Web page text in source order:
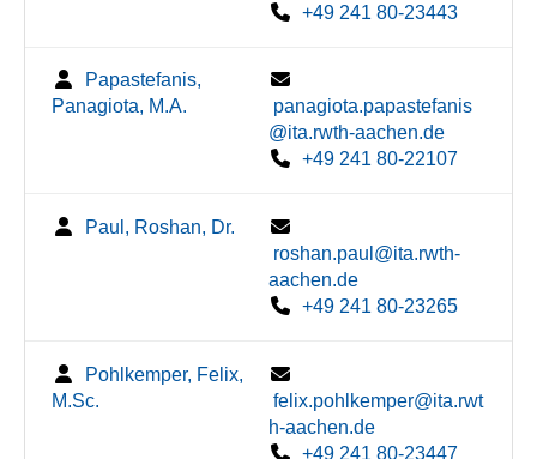
+49 241 80-23443
Papastefanis,
Panagiota, M.A.
panagiota.papastefanis
@ita.rwth-aachen.de
+49 241 80-22107
Paul, Roshan, Dr.
roshan.paul@ita.rwth-
aachen.de
+49 241 80-23265
Pohlkemper, Felix,
M.Sc.
felix.pohlkemper@ita.rwt
h-aachen.de
+49 241 80-23447